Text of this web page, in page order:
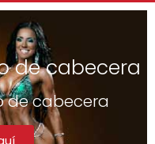
de cabecera
de cabecera